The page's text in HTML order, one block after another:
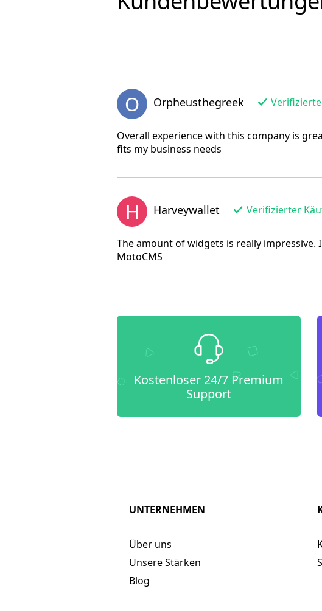
O Orpheusthegreek
Overall experience with this company is
fits my business needs
H Harveywallet Verifizierter
The amount of widgets is really
MotoCMS
Kostenloser 24/7 Premium
Support
UNTERNEHMEN
Über uns
Unsere Stärken
Blog